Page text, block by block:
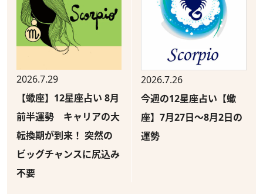
2026.7.29
【蠍座】12星座占い 8月
前半運勢 キャリアの大
転換期が到来！ 突然の
ビッグチャンスに尻込み
不要
2026.7.26
今週の12星座占い【蠍
座】7月27日～8月2日の
運勢